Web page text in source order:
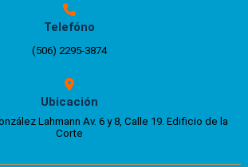
Telefóno
(506) 2295-3874
Ubicación
Lahmann Av. 6 y 8, Calle 19. Edificio de la
Corte